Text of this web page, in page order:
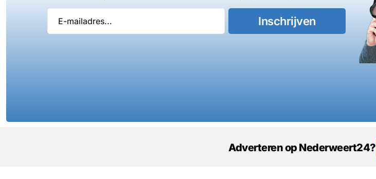
Inschrijven
Adverteren op Nederweert24?